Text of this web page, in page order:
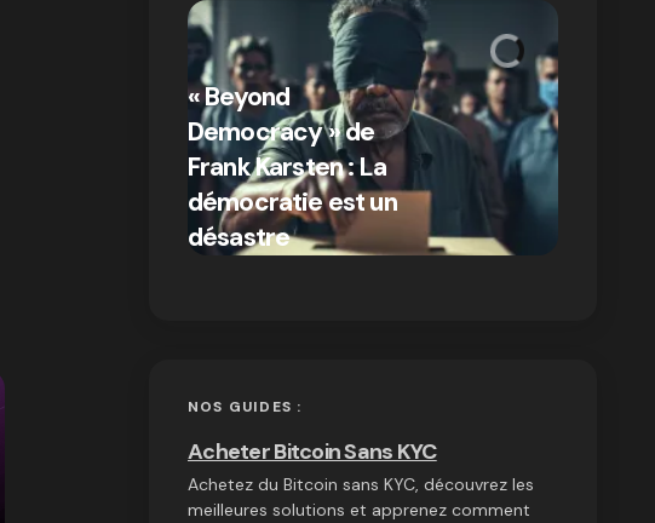
« Beyond
Democracy » de
Frank Karsten : La
démocratie est un
désastre
on 03/10/2024
NOS GUIDES :
Acheter Bitcoin Sans KYC
Achetez du Bitcoin sans KYC, découvrez les
meilleures solutions et apprenez comment